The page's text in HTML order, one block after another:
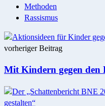
Methoden
Rassismus
Post
navigation
vorheriger Beitrag
Mit Kindern gegen den